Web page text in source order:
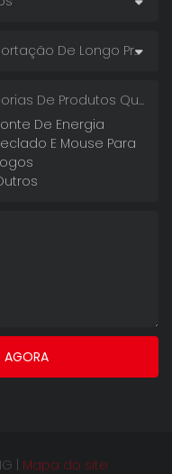
Você Tem Experiência De Importação De Longo Prazo?
De Energia
E Mouse Para
Quais São As Principais Categorias De Produtos Que Você Importa?
AGORA
| Mapa do site